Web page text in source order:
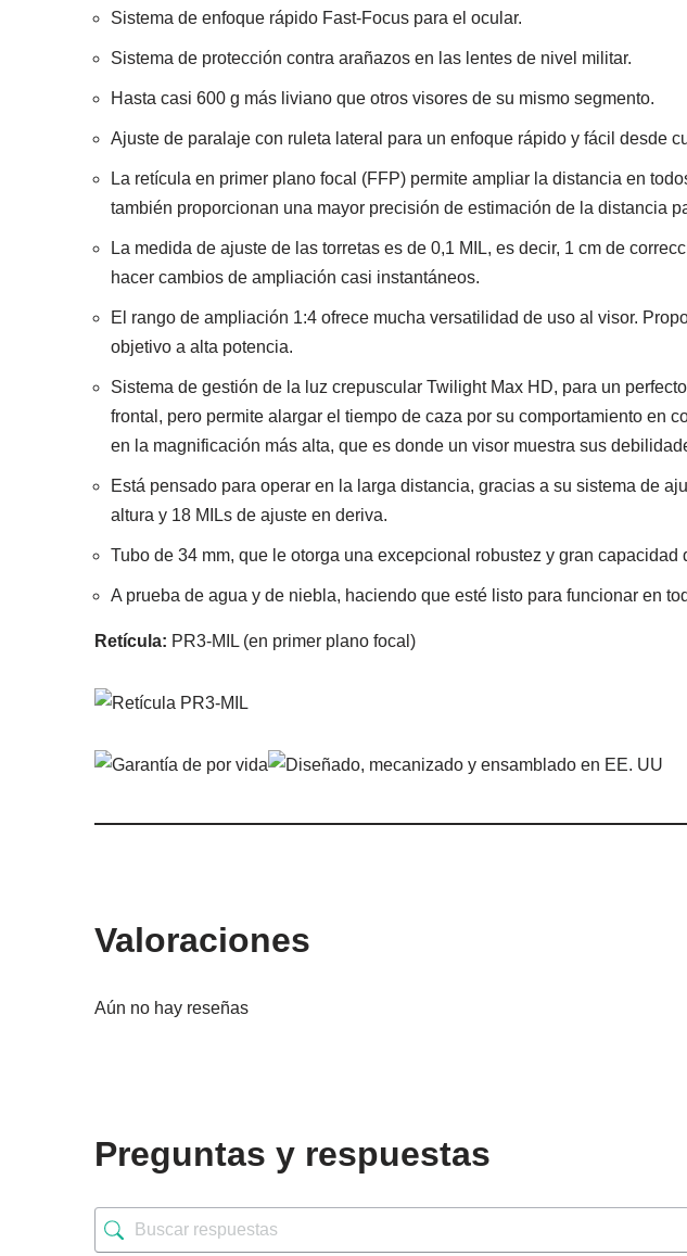
Sistema de enfoque rápido Fast-Focus para el ocular.
Sistema de protección contra arañazos en las lentes de nivel militar.
Hasta casi 600 g más liviano que otros visores de su mismo segmento.
Ajuste de paralaje con ruleta lateral para un enfoque rápido y fácil desde
La retícula en primer plano focal (FFP) permite ampliar la distancia en
también proporcionan una mayor precisión de estimación de la distancia
La medida de ajuste de las torretas es de 0,1 MIL, es decir, 1 cm de
hacer cambios de ampliación casi instantáneos.
El rango de ampliación 1:4 ofrece mucha versatilidad de uso al visor.
objetivo a alta potencia.
Sistema de gestión de la luz crepuscular Twilight Max HD, para un
frontal, pero permite alargar el tiempo de caza por su comportamiento en
en la magnificación más alta, que es donde un visor muestra sus
Está pensado para operar en la larga distancia, gracias a su sistema de
altura y 18 MILs de ajuste en deriva.
Tubo de 34 mm, que le otorga una excepcional robustez y gran capacidad
A prueba de agua y de niebla, haciendo que esté listo para funcionar en
Retícula: PR3-MIL (en primer plano focal)
Valoraciones
Aún no hay reseñas
Preguntas y respuestas